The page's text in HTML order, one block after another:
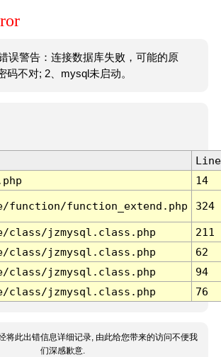
误警告：连接数据库失败，可能的原
码不对; 2、mysql未启动。
Line
14
function/function_extend.php 324
class/jzmysql.class.php
211
class/jzmysql.class.php
62
class/jzmysql.class.php
94
class/jzmysql.class.php 76
将此出错信息详细记录, 由此给您带来的访问不便我
们深感歉意.